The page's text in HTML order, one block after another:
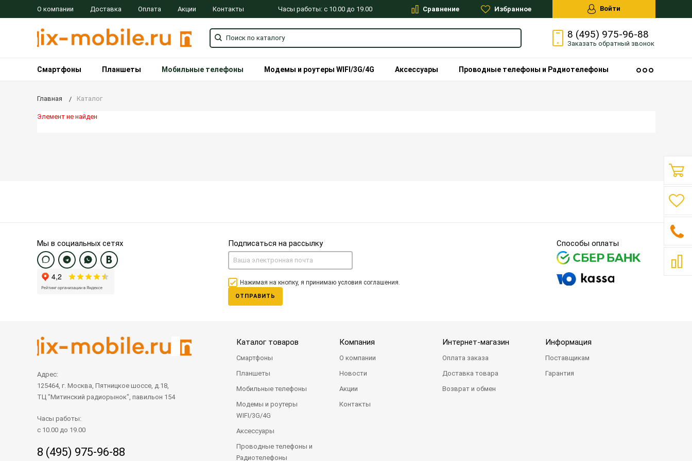
О компании Доставка Оплата Акции Контакты Часы работы: с 10.00 до 19.00 Сравнение Избранное Войти
8 (495) 975-96-88
Заказать обратный звонок
Смартфоны Планшеты Мобильные телефоны Модемы и роутеры WIFI/3G/4G Аксессуары Проводные телефоны и Радиотелефоны
Главная Каталог
Элемент не найден
Мы в социальных сетях Подписаться на рассылку
Нажимая на кнопку, я принимаю условия соглашения.
ОТПРАВИТЬ
Способы оплаты
Адрес:
125464, г. Москва, Пятницкое шоссе, д.18,
ТЦ "Митинский радиорынок", павильон 154
Часы работы:
с 10.00 до 19.00
8 (495) 975-96-88
Каталог товаров
Смартфоны
Планшеты
Мобильные телефоны
Модемы и роутеры
WIFI/3G/4G
Аксессуары
Проводные телефоны и
Радиотелефоны
Компания
О компании
Новости
Акции
Контакты
Интернет-магазин
Оплата заказа
Доставка товара
Возврат и обмен
Информация
Поставщикам
Гарантия